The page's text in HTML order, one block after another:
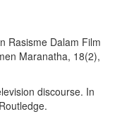
Rasisme Dalam Film
Maranatha, 18(2),
discourse. In